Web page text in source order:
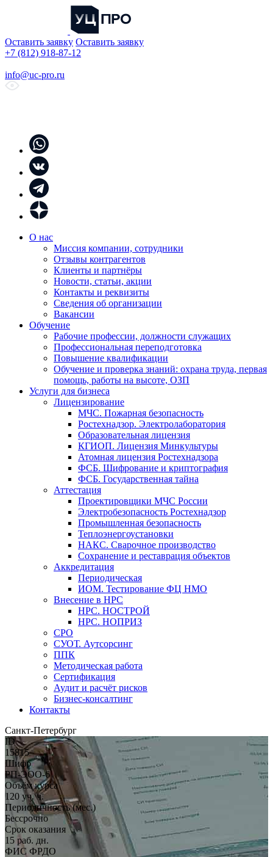
Оставить заявку Оставить заявку
+7 (812) 918-87-12
info@uc-pro.ru
О нас
Миссия компании, сотрудники
Отзывы контрагентов
Клиенты и партнёры
Новости, статьи, акции
Контакты и реквизиты
Сведения об организации
Вакансии
Обучение
Рабочие профессии, должности служащих
Профессиональная переподготовка
Повышение квалификации
Обучение и проверка знаний: охрана труда, первая
помощь, работы на высоте, ОЗП
Услуги для бизнеса
Лицензирование
МЧС. Пожарная безопасность
Ростехнадзор. Электролаборатория
Образовательная лицензия
КГИОП. Лицензия Минкультуры
Атомная лицензия Ростехнадзора
ФСБ. Шифрование и криптография
ФСБ. Государственная тайна
Аттестация
Проектировщики МЧС России
Электробезопасность Ростехнадзор
Промышленная безопасность
Теплоэнергоустановки
НАКС. Сварочное производство
Сохранение и реставрация объектов
Аккредитация
Периодическая
ИОМ. Тестирование ФЦ НМО
Внесение в НРС
НРС. НОСТРОЙ
НРС. НОПРИЗ
СРО
СУОТ. Аутсорсинг
ППК
Методическая работа
Сертификация
Аудит и расчёт рисков
Бизнес-консалтинг
Контакты
Санкт-Петербург
ID
15815
Шифр
РП-ЭОО-6
Объём курса
120 уч. ч.
Периодичность (мес.)
Бессрочно
Срок оказания
15 раб. дн.
ФИС ФРДО